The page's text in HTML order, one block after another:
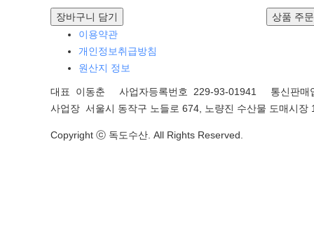
장바구니 담기
상품 주
이용약관
개인정보취급방침
원산지 정보
대표 이동춘 사업자등록번호 229-93-01941
통신판매
사업장 서울시 동작구 노들로 674, 노량진 수산물 도매시장
Copyright ⓒ 독도수산. All Rights Reserved.